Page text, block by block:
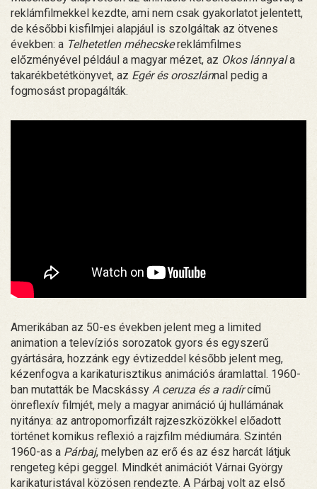
reklámfilmekkel kezdte, ami nem csak gyakorlatot jelentett,
de későbbi kisfilmjei alapjául is szolgáltak az ötvenes
években: a Telhetetlen méhecskereklámfilmes
előzményével például a magyar mézet, az Okos lánnyala
takarékbetétkönyvet, az Egér és oroszlánnal pedig a
fogmosást propagálták.
Amerikában az 50-es években jelent meg a limited
animation a televíziós sorozatok gyors és egyszerű
gyártására, hozzánk egy évtizeddel később jelent meg,
kézenfogva a karikaturisztikus animációs áramlattal. 1960-
ban mutatták be Macskássy A ceruza és a radírcímű
önreflexív filmjét, mely a magyar animáció új hullámának
nyitánya: az antropomorfizált rajzeszközökkel előadott
történet komikus reflexió a rajzfilm médiumára. Szintén
1960-as a Párbaj, melyben az erő és az ész harcát látjuk
rengeteg képi geggel. Mindkét animációt Várnai György
karikaturistával közösen rendezte. A Párbaj volt az első